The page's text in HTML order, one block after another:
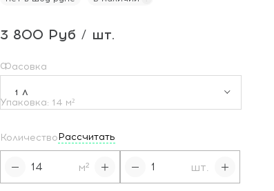
3 800 Руб / шт.
Фасовка
1 Л
Упаковка: 14 м²
КоличествоРассчитать
м² шт.